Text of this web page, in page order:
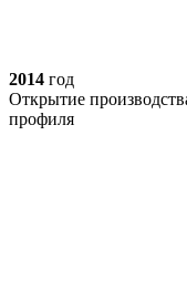
2014 год
Открытие
профиля